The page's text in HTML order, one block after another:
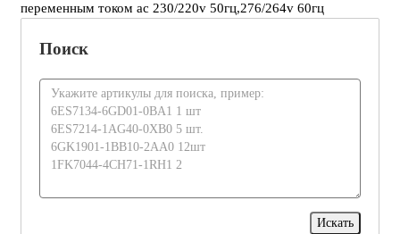
переменным током ac 230/220v 50гц,276/264v 60гц
Поиск